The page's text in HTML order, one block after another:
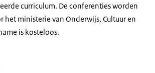
curriculum. De conferenties worden
het ministerie van Onderwijs, Cultuur en
is kosteloos.